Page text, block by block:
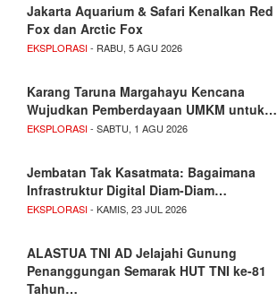
Jakarta Aquarium & Safari Kenalkan Red
Fox dan Arctic Fox
EKSPLORASI- RABU, 5 AGU 2026
Karang Taruna Margahayu Kencana
Wujudkan Pemberdayaan UMKM untuk…
EKSPLORASI- SABTU, 1 AGU 2026
Jembatan Tak Kasatmata: Bagaimana
Infrastruktur Digital Diam-Diam…
EKSPLORASI- KAMIS, 23 JUL 2026
ALASTUA TNI AD Jelajahi Gunung
Penanggungan Semarak HUT TNI ke-81
Tahun…